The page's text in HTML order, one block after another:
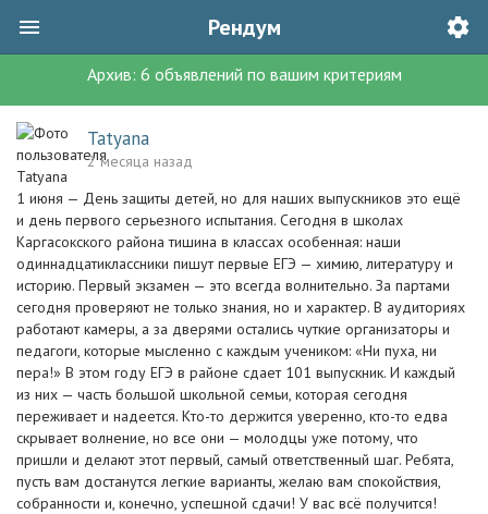
Рендум
Архив: 6 объявлений по вашим критериям
Tatyana
2 месяца назад
1 июня — День защиты детей, но для наших выпускников это ещё
и день первого серьезного испытания. Сегодня в школах
Каргасокского района тишина в классах особенная: наши
одиннадцатиклассники пишут первые ЕГЭ — химию, литературу и
историю. Первый экзамен — это всегда волнительно. За партами
сегодня проверяют не только знания, но и характер. В аудиториях
работают камеры, а за дверями остались чуткие организаторы и
педагоги, которые мысленно с каждым учеником: «Ни пуха, ни
пера!» В этом году ЕГЭ в районе сдает 101 выпускник. И каждый
из них — часть большой школьной семьи, которая сегодня
переживает и надеется. Кто-то держится уверенно, кто-то едва
скрывает волнение, но все они — молодцы уже потому, что
пришли и делают этот первый, самый ответственный шаг. Ребята,
пусть вам достанутся легкие варианты, желаю вам спокойствия,
собранности и, конечно, успешной сдачи! У вас всё получится!